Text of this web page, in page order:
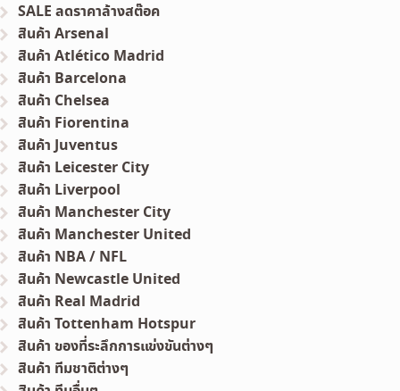
SALE ลดราคาล้างสต๊อค
สินค้า Arsenal
สินค้า Atlético Madrid
สินค้า Barcelona
สินค้า Chelsea
สินค้า Fiorentina
สินค้า Juventus
สินค้า Leicester City
สินค้า Liverpool
สินค้า Manchester City
สินค้า Manchester United
สินค้า NBA / NFL
สินค้า Newcastle United
สินค้า Real Madrid
สินค้า Tottenham Hotspur
สินค้า ของที่ระลึกการแข่งขันต่างๆ
สินค้า ทีมชาติต่างๆ